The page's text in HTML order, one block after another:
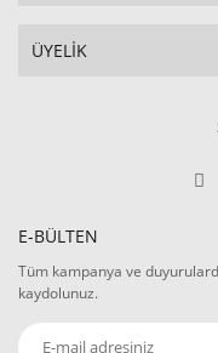
ÜYELİK
E-BÜLTEN
Tüm kampanya ve
kaydolunuz.